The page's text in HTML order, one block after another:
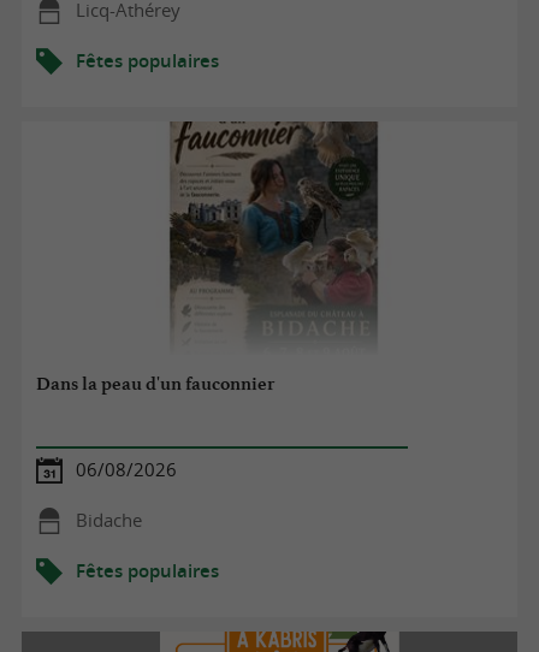
Licq-Athérey
Fêtes populaires
Dans la peau d'un fauconnier
06/08/2026
Bidache
Fêtes populaires